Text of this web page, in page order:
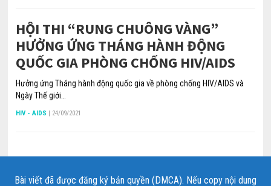
HỘI THI “RUNG CHUÔNG VÀNG”
HƯỞNG ỨNG THÁNG HÀNH ĐỘNG
QUỐC GIA PHÒNG CHỐNG HIV/AIDS
Hưởng ứng Tháng hành động quốc gia về phòng chống HIV/AIDS và
Ngày Thế giới…
HIV - AIDS | 24/09/2021
Bài viết đã được đăng ký bản quyền (DMCA). Nếu copy nội dung